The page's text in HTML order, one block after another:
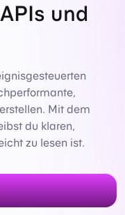
und
Mit dem
du klaren,
zu lesen ist.